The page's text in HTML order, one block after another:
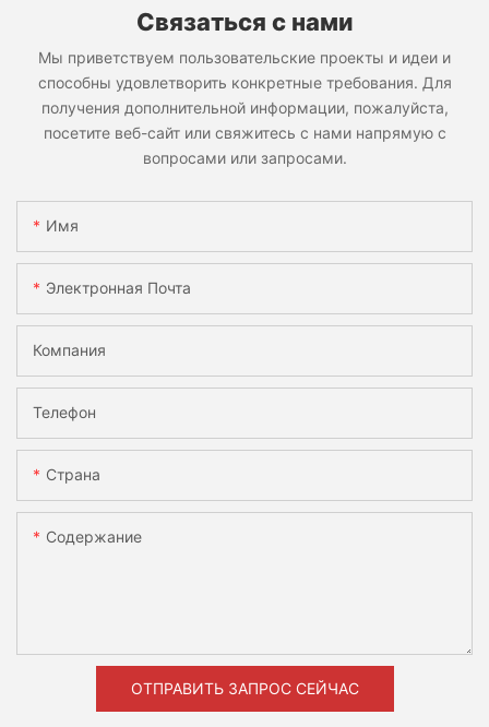
Связаться с нами
Мы приветствуем пользовательские проекты и идеи и
способны удовлетворить конкретные требования. Для
получения дополнительной информации, пожалуйста,
посетите веб-сайт или свяжитесь с нами напрямую с
вопросами или запросами.
Имя
Электронная Почта
Компания
Телефон
Страна
Содержание
ОТПРАВИТЬ ЗАПРОС СЕЙЧАС